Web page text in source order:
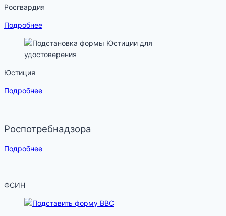
Росгвардия
Подробнее
Юстиция
Подробнее
Роспотребнадзора
Подробнее
ФСИН